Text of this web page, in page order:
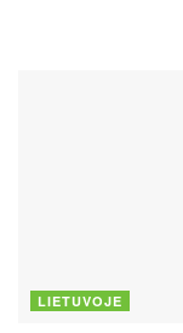
LIETUVOJE